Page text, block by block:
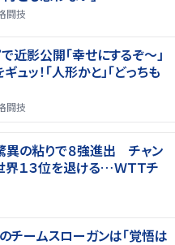
闘技
近影公開「幸せにするぞ〜」
ュッ！「人形かと」「どっちも
闘技
異の粘りで８強進出 チャン
界１３位を退ける…ＷＴＴチ
チームスローガンは「覚悟は